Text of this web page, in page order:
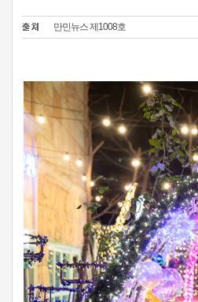
만민뉴스 제1008호